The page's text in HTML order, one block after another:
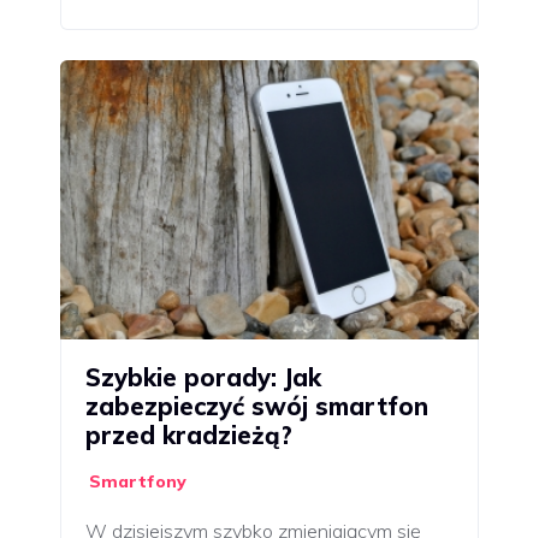
Szybkie porady: Jak
zabezpieczyć swój smartfon
przed kradzieżą?
Smartfony
W dzisiejszym szybko zmieniającym się